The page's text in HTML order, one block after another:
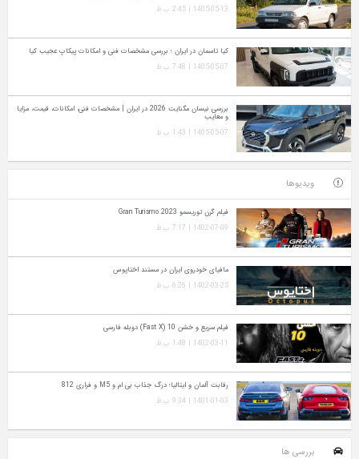
1405-05-13 | 2:45 ب.ظ
کیا تاسمان در ایران ؛ بررسی مشخصات فنی و امکانات پیکاپ عجیب کیا
1405-05-07 | 7:48 ب.ظ
بررسی نیسان مگنایت 2026 در ایران | مشخصات فنی، امکانات، قیمت، مزایا
و معایب
1405-05-07 | 1:43 ب.ظ
ویدیوها
فیلم گرن توریسمو Gran Turismo 2023
1402-07-09 | 7:17 ب.ظ
مافیای خودروی ایران در مستند اختاپوس
1402-03-25 | 6:26 ب.ظ
فیلم سریع و خشن 10 (Fast X) دوبله فارسی
1402-03-11 | 1:48 ب.ظ
رقابت آلمان و ایتالیا؛ درگ جذاب بی ام و M5 و فراری 812
1401-01-03 | 9:34 ب.ظ
بررسی ها